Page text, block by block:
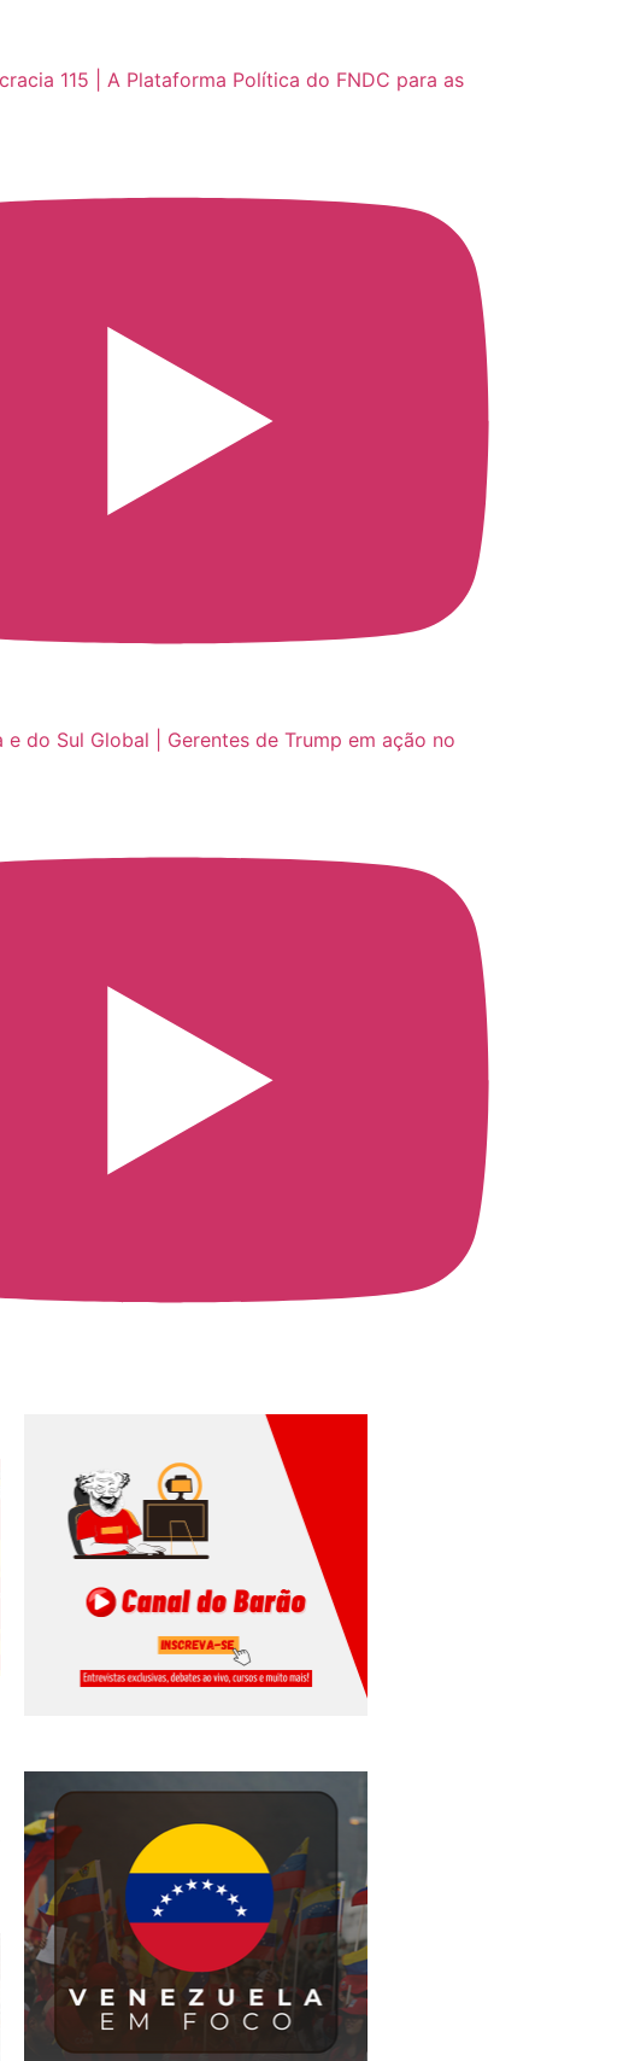
115 | A Plataforma Política do FNDC para as
e do Sul Global | Gerentes de Trump em ação no